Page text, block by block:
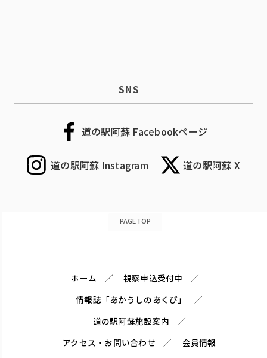
SNS
道の駅阿蘇 Facebookページ
道の駅阿蘇 Instagram 道の駅阿蘇 X
PAGETOP
ホーム
視察申込受付中
情報誌「あかうしのあくび」
道の駅阿蘇施設案内
アクセス・お問い合わせ
会員情報